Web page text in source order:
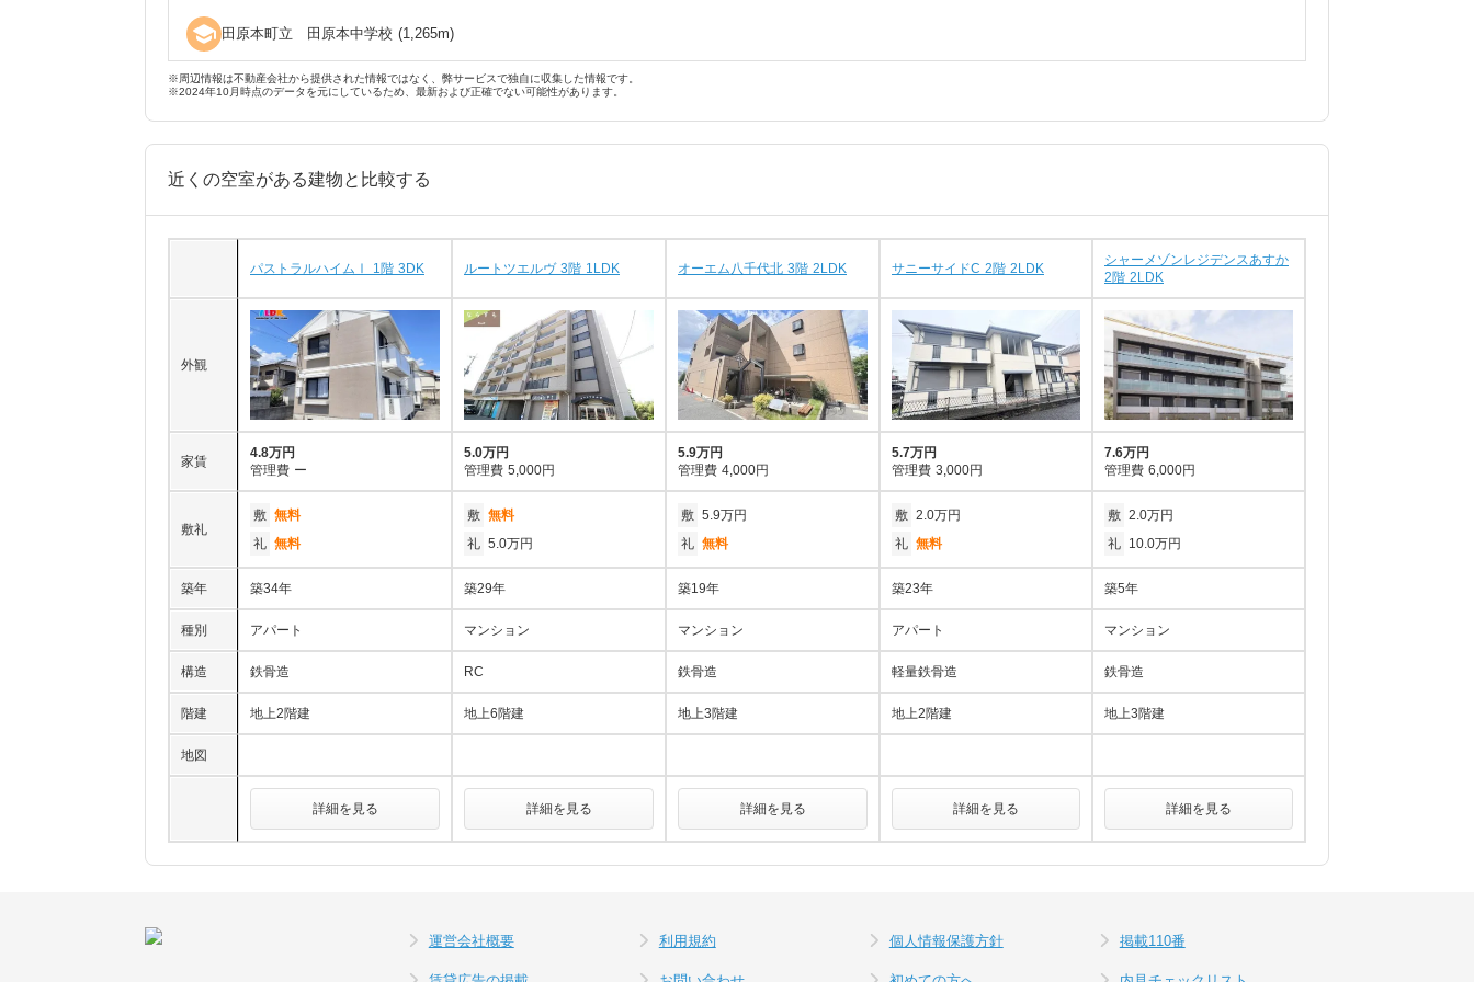
school 田原本町立 田原本中学校 (1,265m)
※周辺情報は不動産会社から提供された情報ではなく、弊サービスで独自に収集した情報です。
※2024年10月時点のデータを元にしているため、最新および正確でない可能性があります。
近くの空室がある建物と比較する
パストラルハイムⅠ 1階 3DK ルートツエルヴ 3階 1LDK オーエム八千代北 3階 2LDK サニーサイドC 2階 2LDK
シャーメゾンレジデンスあすか
2階 2LDK
外観
家賃
4.8万円
管理費 ー
5.0万円
管理費 5,000円
5.9万円
管理費 4,000円
5.7万円
管理費 3,000円
7.6万円
管理費 6,000円
敷礼
敷 無料
礼 無料
敷 無料
礼 5.0万円
敷 5.9万円
礼 無料
敷 2.0万円
礼 無料
敷 2.0万円
礼 10.0万円
築年 築34年 築29年 築19年 築23年 築5年
種別 アパート マンション マンション アパート マンション
構造 鉄骨造 RC 鉄骨造 軽量鉄骨造 鉄骨造
階建 地上2階建 地上6階建 地上3階建 地上2階建 地上3階建
地図
詳細を見る 詳細を見る 詳細を見る 詳細を見る 詳細を見る
運営会社概要 利用規約 個人情報保護方針 掲載110番